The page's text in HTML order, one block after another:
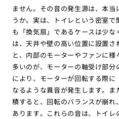
ません。その音の発生源は、本
うか。実は、トイレという密室
も「換気扇」であるケースは少
は、天井や壁の高い位置に設置
と、内部のモーターやファンに
多いのが、モーターの軸受け部
により、モーターが回転する際
なるような異音が発生します。
積すると、回転のバランスが崩
あります。これらの音は、トイ